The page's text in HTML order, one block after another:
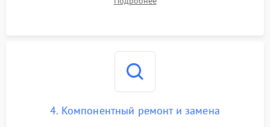
мультиконтроллера, процессора и видеочипа.
4. Компонентный ремонт и замена